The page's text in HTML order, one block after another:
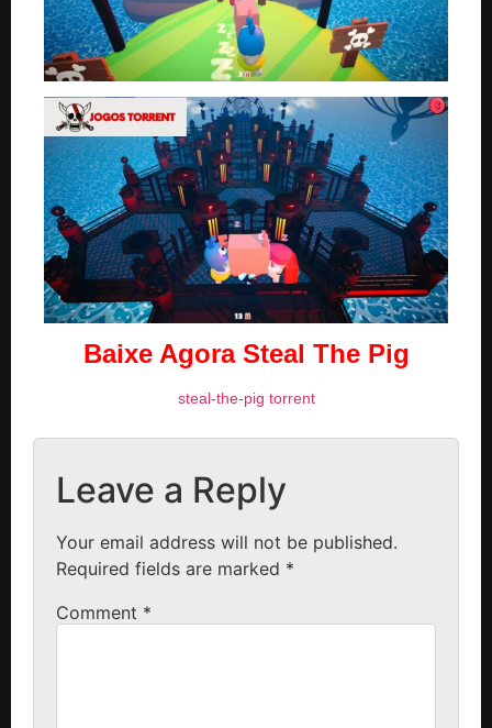
Baixe Agora Steal The Pig
steal-the-pig torrent
Leave a Reply
Your email address will not be published.
Required fields are marked *
Comment *